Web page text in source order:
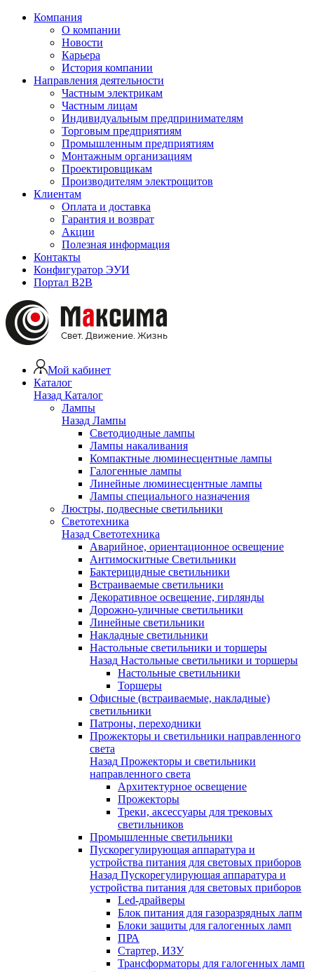
Компания
О компании
Новости
Карьера
История компании
Направления деятельности
Частным электрикам
Частным лицам
Индивидуальным предпринимателям
Торговым предприятиям
Промышленным предприятиям
Монтажным организациям
Проектировщикам
Производителям электрощитов
Клиентам
Оплата и доставка
Гарантия и возврат
Акции
Полезная информация
Контакты
Конфигуратор ЭУИ
Портал B2B
Мой кабинет
Каталог
Назад Каталог
Лампы
Назад Лампы
Светодиодные лампы
Лампы накаливания
Компактные люминесцентные лампы
Галогенные лампы
Линейные люминесцентные лампы
Лампы специального назначения
Люстры, подвесные светильники
Светотехника
Назад Светотехника
Аварийное, ориентационное освещение
Антимоскитные Светильники
Бактерицидные светильники
Встраиваемые светильники
Декоративное освещение, гирлянды
Дорожно-уличные светильники
Линейные светильники
Накладные светильники
Настольные светильники и торшеры
Назад Настольные светильники и торшеры
Настольные светильники
Торшеры
Офисные (встраиваемые, накладные)
светильники
Патроны, переходники
Прожекторы и светильники направленного
света
Назад Прожекторы и светильники
направленного света
Архитектурное освещение
Прожекторы
Треки, аксессуары для трековых
светильников
Промышленные светильники
Пускорегулирующая аппаратура и
устройства питания для световых приборов
Назад Пускорегулирующая аппаратура и
устройства питания для световых приборов
Led-драйверы
Блок питания для газоразрядных лапм
Блоки защиты для галогенных ламп
ПРА
Стартер, ИЗУ
Трансформаторы для галогенных ламп